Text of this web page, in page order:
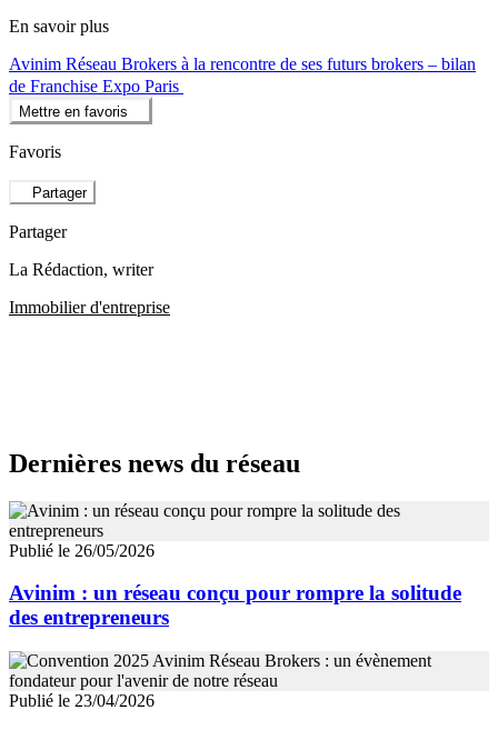
En savoir plus
Avinim Réseau Brokers à la rencontre de ses futurs brokers – bilan
de Franchise Expo Paris
Mettre en favoris
Favoris
Partager
Partager
La Rédaction, writer
Immobilier d'entreprise
Dernières news du réseau
Publié le 26/05/2026
Avinim : un réseau conçu pour rompre la solitude
des entrepreneurs
Publié le 23/04/2026